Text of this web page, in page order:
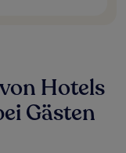
Hotels
Gästen